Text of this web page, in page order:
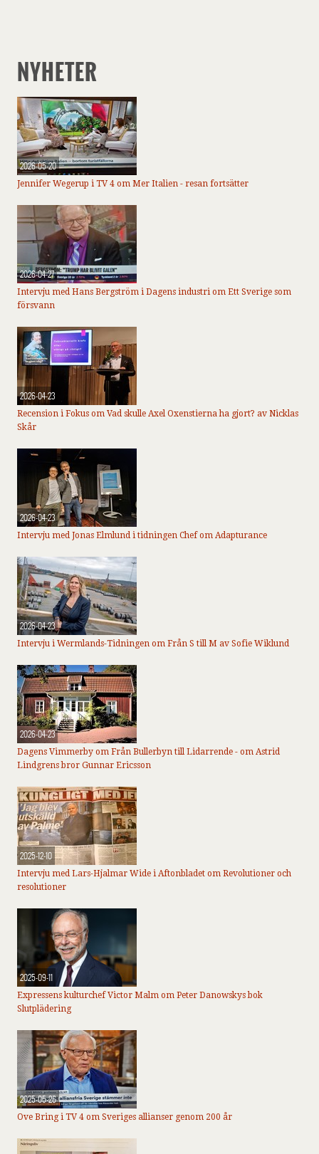
NYHETER
2026-05-20
Jennifer Wegerup i TV 4 om Mer Italien - resan fortsätter
2026-04-27
Intervju med Hans Bergström i Dagens industri om Ett Sverige som
försvann
2026-04-23
Recension i Fokus om Vad skulle Axel Oxenstierna ha gjort? av Nicklas
Skår
2026-04-23
Intervju med Jonas Elmlund i tidningen Chef om Adapturance
2026-04-23
Intervju i Wermlands-Tidningen om Från S till M av Sofie Wiklund
2026-04-23
Dagens Vimmerby om Från Bullerbyn till Lidarrende - om Astrid
Lindgrens bror Gunnar Ericsson
2025-12-10
Intervju med Lars-Hjalmar Wide i Aftonbladet om Revolutioner och
resolutioner
2025-09-11
Expressens kulturchef Victor Malm om Peter Danowskys bok
Slutplädering
2025-05-26
Ove Bring i TV 4 om Sveriges allianser genom 200 år